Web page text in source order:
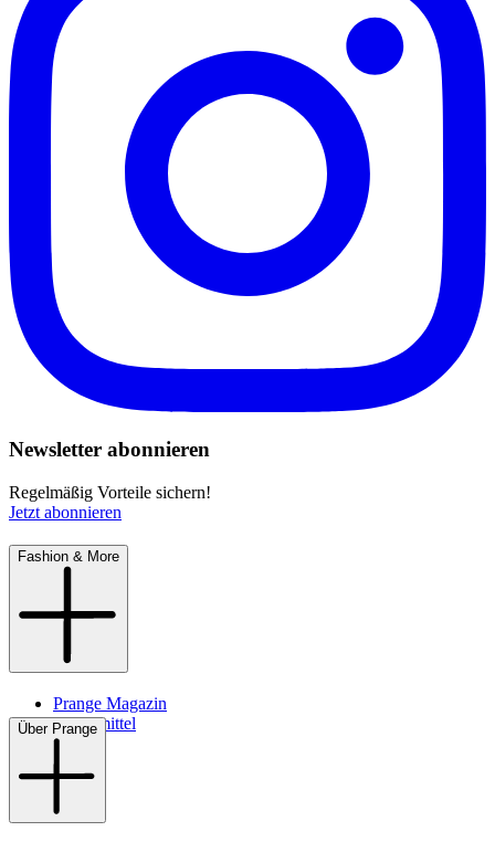
Newsletter abonnieren
Regelmäßig Vorteile sichern!
Jetzt abonnieren
Fashion & More
Prange Magazin
Pflegemittel
Über Prange